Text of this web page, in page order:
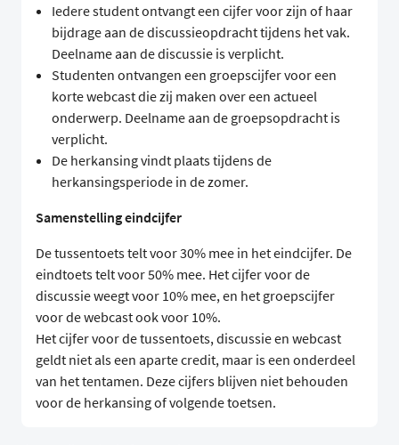
Iedere student ontvangt een cijfer voor zijn of haar
bijdrage aan de discussieopdracht tijdens het vak.
Deelname aan de discussie is verplicht.
Studenten ontvangen een groepscijfer voor een
korte webcast die zij maken over een actueel
onderwerp. Deelname aan de groepsopdracht is
verplicht.
De herkansing vindt plaats tijdens de
herkansingsperiode in de zomer.
Samenstelling eindcijfer
De tussentoets telt voor 30% mee in het eindcijfer. De
eindtoets telt voor 50% mee. Het cijfer voor de
discussie weegt voor 10% mee, en het groepscijfer
voor de webcast ook voor 10%.
Het cijfer voor de tussentoets, discussie en webcast
geldt niet als een aparte credit, maar is een onderdeel
van het tentamen. Deze cijfers blijven niet behouden
voor de herkansing of volgende toetsen.